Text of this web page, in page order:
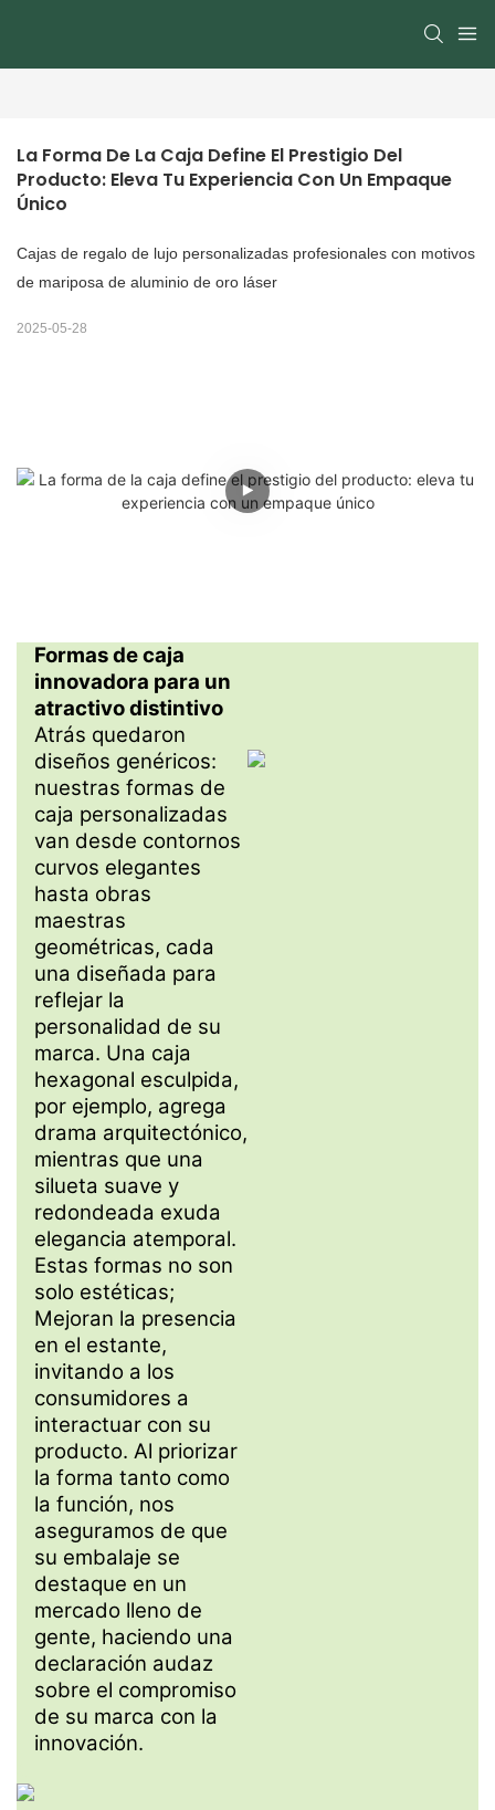
La Forma De La Caja Define El Prestigio Del
Producto: Eleva Tu Experiencia Con Un Empaque
Único
Cajas de regalo de lujo personalizadas profesionales con motivos
de mariposa de aluminio de oro láser
2025-05-28
Formas de caja
innovadora para un
atractivo distintivo
Atrás quedaron
diseños genéricos:
nuestras formas de
caja personalizadas
van desde contornos
curvos elegantes
hasta obras
maestras
geométricas, cada
una diseñada para
reflejar la
personalidad de su
marca. Una caja
hexagonal esculpida,
por ejemplo, agrega
drama arquitectónico,
mientras que una
silueta suave y
redondeada exuda
elegancia atemporal.
Estas formas no son
solo estéticas;
Mejoran la presencia
en el estante,
invitando a los
consumidores a
interactuar con su
producto. Al priorizar
la forma tanto como
la función, nos
aseguramos de que
su embalaje se
destaque en un
mercado lleno de
gente, haciendo una
declaración audaz
sobre el compromiso
de su marca con la
innovación.